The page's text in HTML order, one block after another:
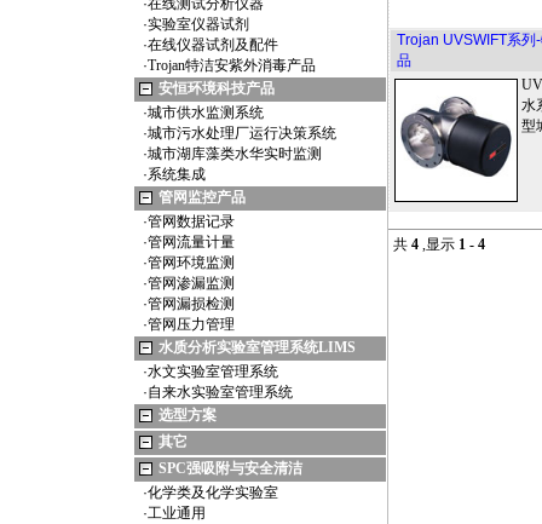
·在线测试分析仪器
·实验室仪器试剂
·在线仪器试剂及配件
·Trojan特洁安紫外消毒产品
安恒环境科技产品
·城市供水监测系统
·城市污水处理厂运行决策系统
·城市湖库藻类水华实时监测
·系统集成
管网监控产品
·管网数据记录
·管网流量计量
·管网环境监测
·管网渗漏监测
·管网漏损检测
·管网压力管理
水质分析实验室管理系统LIMS
·水文实验室管理系统
·自来水实验室管理系统
选型方案
其它
SPC强吸附与安全清洁
·化学类及化学实验室
·工业通用
Trojan UVSWIFT系列
品
水
型
共 4 ,显示 1 - 4